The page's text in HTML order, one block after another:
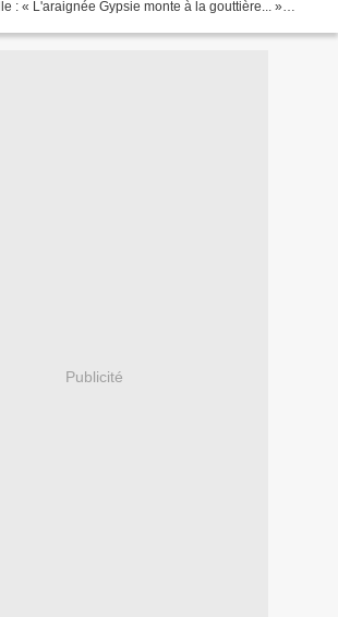
: « L'araignée Gypsie monte à la gouttière... »
Publicité